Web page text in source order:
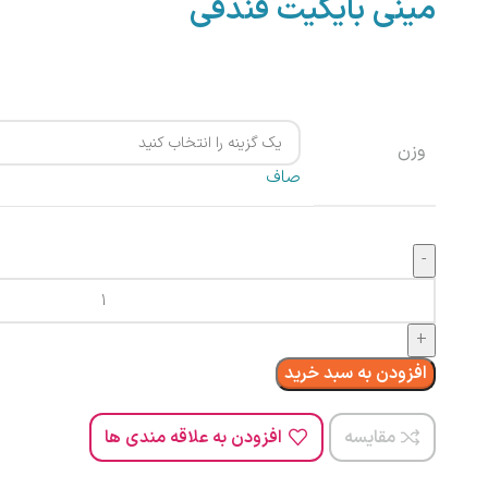
مینی بایکیت فندقی
وزن
صاف
افزودن به سبد خرید
مقایسه افزودن به علاقه مندی ها